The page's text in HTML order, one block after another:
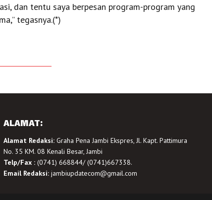
dan tentu saya berpesan program-program yang
tegasnya.(*)
ALAMAT:
Alamat Redaksi:Graha Pena Jambi Ekspres, Jl. Kapt. Pattimura
No. 35 KM. 08 Kenali Besar, Jambi
Telp/Fax :(0741) 668844/ (0741)667338.
Email Redaksi: jambiupdatecom@gmail.com